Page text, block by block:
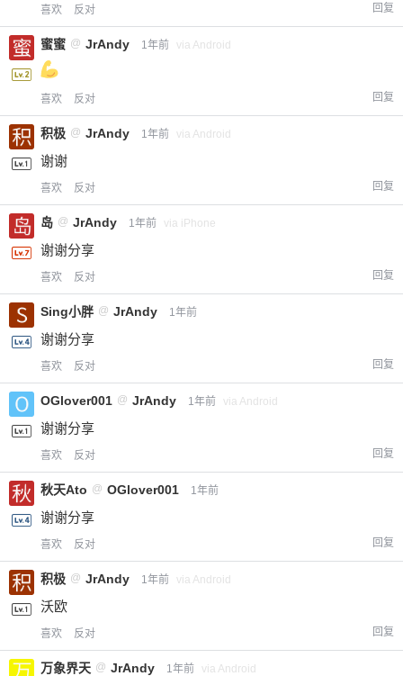
喜欢 反对 回复
蜜蜜 @ JrAndy 1年前 via Android
喜欢 反对 回复
积极 @ JrAndy 1年前 via Android
谢谢
喜欢 反对 回复
岛 @ JrAndy 1年前 via iPhone
谢谢分享
喜欢 反对 回复
Sing小胖 @ JrAndy 1年前
谢谢分享
喜欢 反对 回复
OGlover001 @ JrAndy 1年前 via Android
谢谢分享
喜欢 反对 回复
秋天Ato @ OGlover001 1年前
谢谢分享
喜欢 反对 回复
积极 @ JrAndy 1年前 via Android
沃欧
喜欢 反对 回复
万象界天 @ JrAndy 1年前 via Android